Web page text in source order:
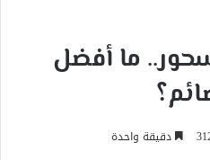
ما أفضل
دقيقة واحدة